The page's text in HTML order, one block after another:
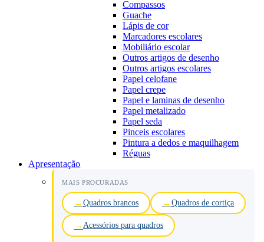
Compassos
Guache
Lápis de cor
Marcadores escolares
Mobiliário escolar
Outros artigos de desenho
Outros artigos escolares
Papel celofane
Papel crepe
Papel e laminas de desenho
Papel metalizado
Papel seda
Pinceis escolares
Pintura a dedos e maquilhagem
Réguas
Apresentação
MAIS PROCURADAS
Quadros brancos Quadros de cortiça
Acessórios para quadros